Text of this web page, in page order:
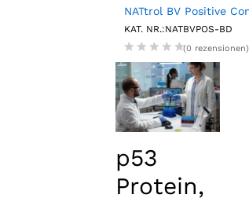
KAT. NR.:NATBVPOS-BD
(0 rezensionen)
p53
Protein,